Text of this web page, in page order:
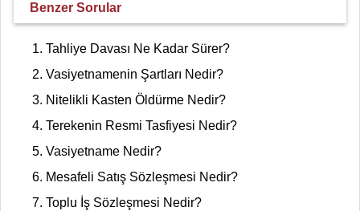
Benzer Sorular
Tahliye Davası Ne Kadar Sürer?
Vasiyetnamenin Şartları Nedir?
Nitelikli Kasten Öldürme Nedir?
Terekenin Resmi Tasfiyesi Nedir?
Vasiyetname Nedir?
Mesafeli Satış Sözleşmesi Nedir?
Toplu İş Sözleşmesi Nedir?